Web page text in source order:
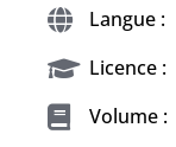
Langue :
Licence :
Volume :